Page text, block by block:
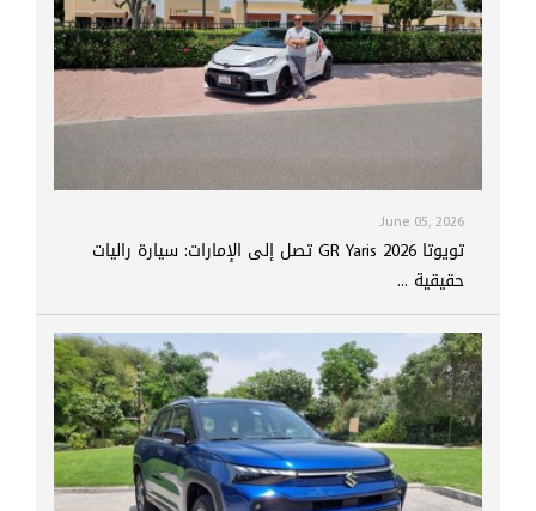
June 05, 2026
تويوتا GR Yaris 2026 تصل إلى الإمارات: سيارة راليات
حقيقية ...